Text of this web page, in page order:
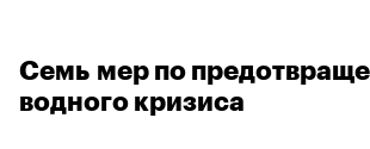
Cемь мер по
водного кризиса